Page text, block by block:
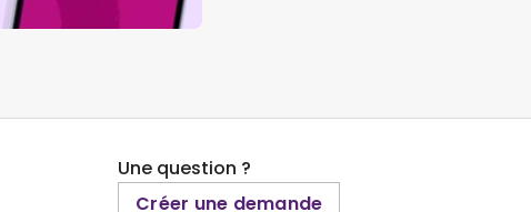
Une question ?
Créer une demande